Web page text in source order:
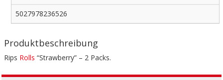
5027978236526
Produktbeschreibung
Rips Rolls “Strawberry” – 2 Packs.